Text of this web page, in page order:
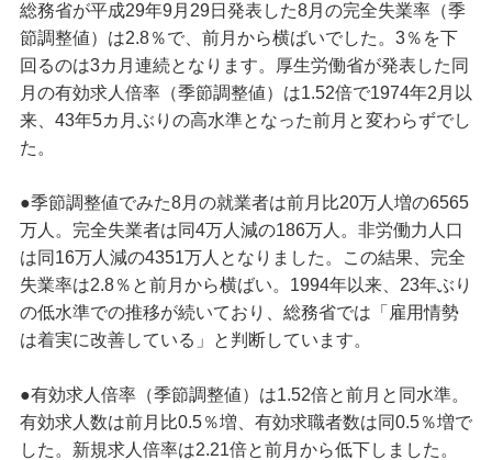
総務省が平成29年9月29日発表した8月の完全失業率（季
節調整値）は2.8％で、前月から横ばいでした。3％を下
回るのは3カ月連続となります。厚生労働省が発表した同
月の有効求人倍率（季節調整値）は1.52倍で1974年2月以
来、43年5カ月ぶりの高水準となった前月と変わらずでし
た。
●季節調整値でみた8月の就業者は前月比20万人増の6565
万人。完全失業者は同4万人減の186万人。非労働力人口
は同16万人減の4351万人となりました。この結果、完全
失業率は2.8％と前月から横ばい。1994年以来、23年ぶり
の低水準での推移が続いており、総務省では「雇用情勢
は着実に改善している」と判断しています。
●有効求人倍率（季節調整値）は1.52倍と前月と同水準。
有効求人数は前月比0.5％増、有効求職者数は同0.5％増で
した。新規求人倍率は2.21倍と前月から低下しました。